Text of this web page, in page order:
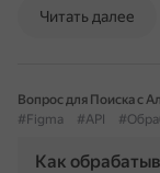
Читать далее
Вопрос для Поиска с
#Figma
#API
Как